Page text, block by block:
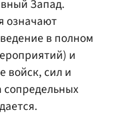
Запад.
означают
в полном
и
войск, сил и
сопредельных